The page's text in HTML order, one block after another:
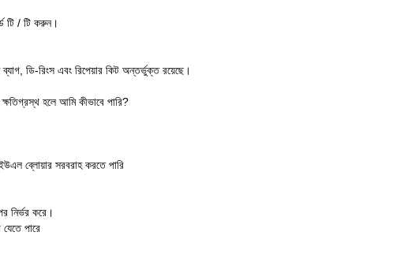
টি / টি করুন।
ডি-রিংস এবং রিপেয়ার কিট অন্তর্ভুক্ত রয়েছে।
হলে আমি কীভাবে পারি?
ব্লোয়ার সরবরাহ করতে পারি
নির্ভর করে।
পারে